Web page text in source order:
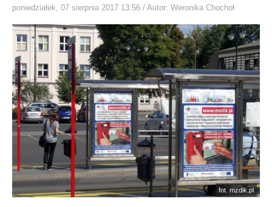
poniedziałek, 07 sierpnia 2017 13:56 / Autor: Weronika Chochoł
fot. mzdik.pl